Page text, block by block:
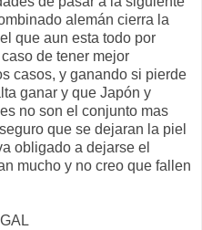
alemán cierra la
que aun esta todo por
de tener mejor
casos, y ganando si pierde
ganar y que Japón y
no son el conjunto mas
que se dejaran la piel
obligado a dejarse el
mucho y no creo que fallen